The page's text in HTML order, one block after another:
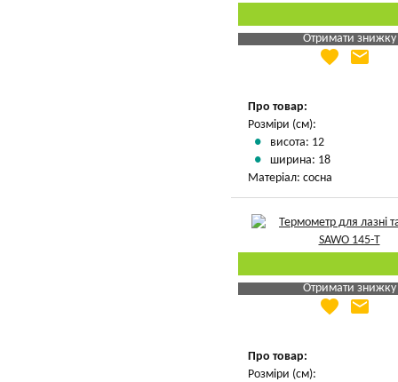
Отримати знижку
Яка Ваша ціна
favorite email
Про товар:
Розміри (см):
висота: 12
ширина: 18
Матеріал: сосна
Отримати знижку
Яка Ваша ціна
favorite email
Про товар:
Розміри (см):